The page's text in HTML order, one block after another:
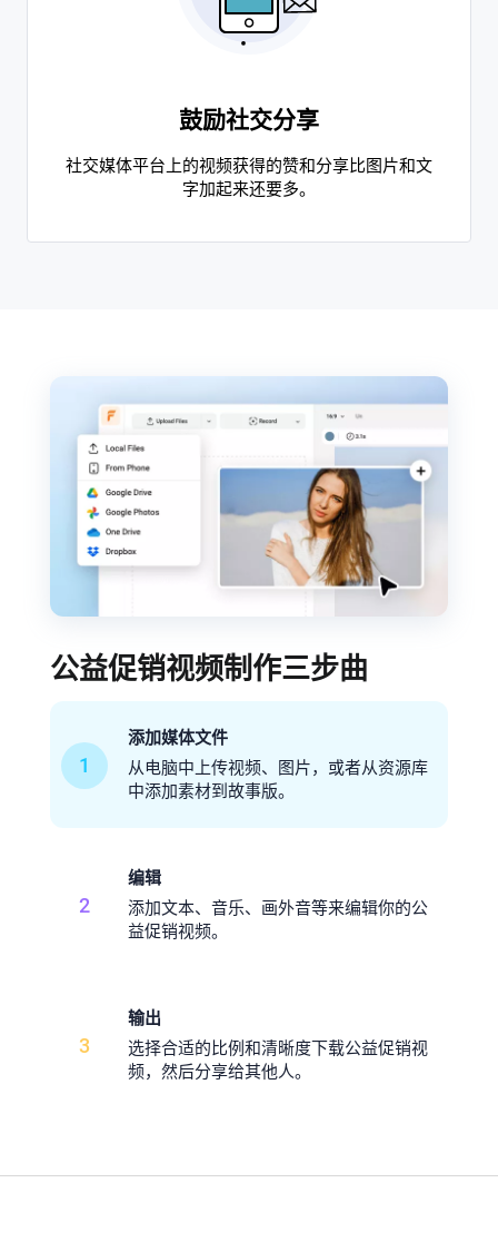
鼓励社交分享
社交媒体平台上的视频获得的赞和分享比图片和文
字加起来还要多。
公益促销视频制作三步曲
1
添加媒体文件
从电脑中上传视频、图片，或者从资源库
中添加素材到故事版。
2
编辑
添加文本、音乐、画外音等来编辑你的公
益促销视频。
3
输出
选择合适的比例和清晰度下载公益促销视
频，然后分享给其他人。